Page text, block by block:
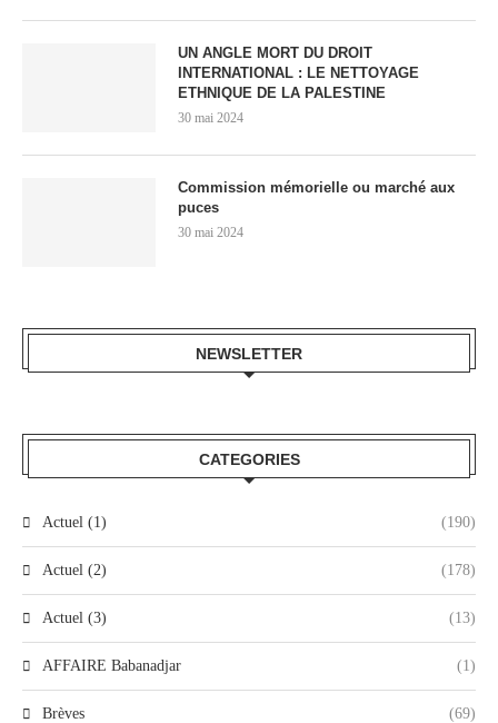
UN ANGLE MORT DU DROIT
INTERNATIONAL : LE NETTOYAGE
ETHNIQUE DE LA PALESTINE
30 mai 2024
Commission mémorielle ou marché aux
puces
30 mai 2024
NEWSLETTER
CATEGORIES
Actuel (1) (190)
Actuel (2) (178)
Actuel (3) (13)
AFFAIRE Babanadjar (1)
Brèves (69)